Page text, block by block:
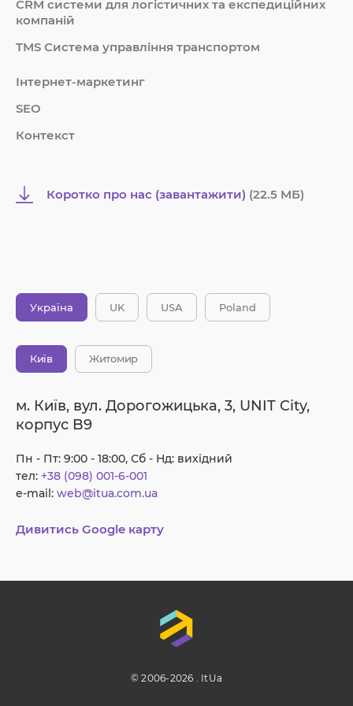
СRM системи для логістичних та експедиційних
компаній
TMS Система управління транспортом
Інтернет-маркетинг
SEO
Контекст
Коротко про нас (завантажити) (22.5 MБ)
Україна UK USA Poland
Київ Житомир
м. Київ, вул. Дорогожицька, 3, UNIT City,
корпус B9
Пн - Пт: 9:00 - 18:00, Сб - Нд: вихідний
тел: +38 (098) 001-6-001
e-mail: web@itua.com.ua
Дивитись Google карту
© 2006-2026 . ItUa